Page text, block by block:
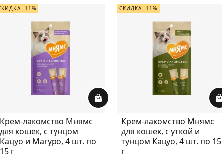
-11%
Крем-лакомство Мнямс
для кошек, с тунцом
Кацуо и Магуро, 4 шт. по
15 г
СКИДКА -11%
Крем-лакомство Мнямс
для кошек, с уткой и
тунцом Кацуо, 4 шт. по 15
г